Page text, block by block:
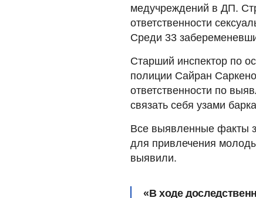
медучреждений в ДП.
ответственности
Среди 33
Старший инспектор по
полиции Сайран
ответственности по
связать себя узами
Все выявленные факты
для привлечения
выявили.
«В ходе